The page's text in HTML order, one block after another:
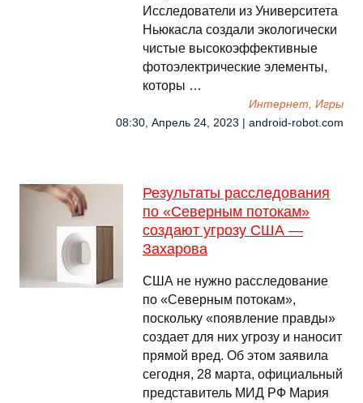
Исследователи из Университета
Ньюкасла создали экологически
чистые высокоэффективные
фотоэлектрические элементы,
которы …
Интернет, Игры
08:30, Апрель 24, 2023 | android-robot.com
Результаты расследования
по «Северным потокам»
создают угрозу США —
Захарова
США не нужно расследование
по «Северным потокам»,
поскольку «появление правды»
создает для них угрозу и наносит
прямой вред. Об этом заявила
сегодня, 28 марта, официальный
представитель МИД РФ Мария